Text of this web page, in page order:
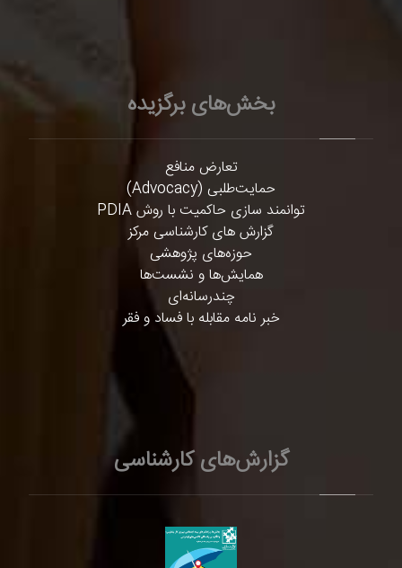
بخش‌های برگزیده
تعارض منافع
حمایت‌طلبی (Advocacy)
توانمند سازی حاکمیت با روش PDIA
گزارش های کارشناسی مرکز
حوزه‌های پژوهشی
همایش‌ها و نشست‌ها
چندرسانه‌ای
خبر نامه مقابله با فساد و فقر
گزارش‌های کارشناسی